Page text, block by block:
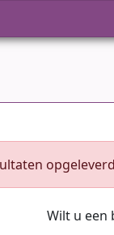
Wilt u een